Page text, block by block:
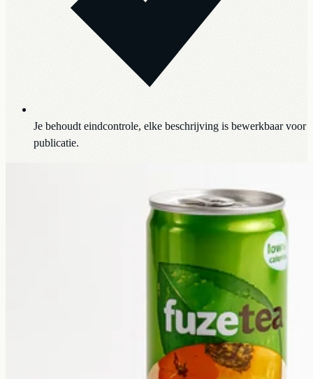
Je behoudt eindcontrole, elke beschrijving is bewerkbaar voor
publicatie.